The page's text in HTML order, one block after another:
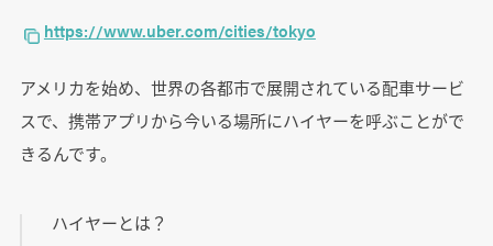
https://www.uber.com/cities/tokyo
アメリカを始め、世界の各都市で展開されている配車サービ
スで、携帯アプリから今いる場所にハイヤーを呼ぶことがで
きるんです。
ハイヤーとは？